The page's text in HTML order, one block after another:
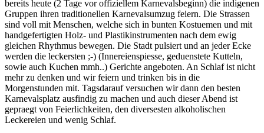
bereits heute (2 Tage vor offiziellem Karnevalsbeginn) die indigenen
Gruppen ihren traditionellen Karnevalsumzug feiern. Die Strassen
sind voll mit Menschen, welche sich in bunten Kostuemen und mit
handgefertigten Holz- und Plastikinstrumenten nach dem ewig
gleichen Rhythmus bewegen. Die Stadt pulsiert und an jeder Ecke
werden die leckersten ;-) (Innereienspiesse, geduenstete Kutteln,
sowie auch Kuchen mmh..) Gerichte angeboten. An Schlaf ist nicht
mehr zu denken und wir feiern und trinken bis in die
Morgenstunden mit. Tagsdarauf versuchen wir dann den besten
Karnevalsplatz ausfindig zu machen und auch dieser Abend ist
gepraegt von Feierlichkeiten, den diversesten alkoholischen
Leckereien und wenig Schlaf.